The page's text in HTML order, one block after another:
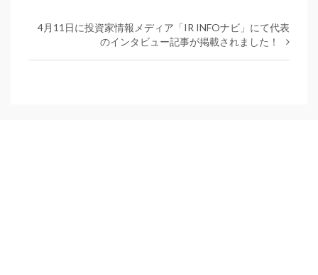
4月11日に投資家情報メディア「IR INFOナビ」にて代表
のインタビュー記事が掲載されました！